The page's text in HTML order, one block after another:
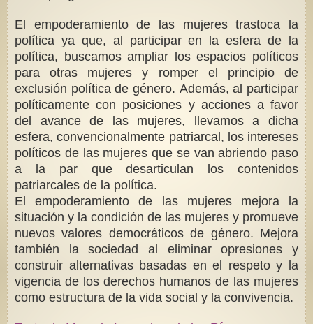
El empoderamiento de las mujeres trastoca la
política ya que, al participar en la esfera de la
política, buscamos ampliar los espacios políticos
para otras mujeres y romper el principio de
exclusión política de género. Además, al participar
políticamente con posiciones y acciones a favor
del avance de las mujeres, llevamos a dicha
esfera, convencionalmente patriarcal, los intereses
políticos de las mujeres que se van abriendo paso
a la par que desarticulan los contenidos
patriarcales de la política.
El empoderamiento de las mujeres mejora la
situación y la condición de las mujeres y promueve
nuevos valores democráticos de género. Mejora
también la sociedad al eliminar opresiones y
construir alternativas basadas en el respeto y la
vigencia de los derechos humanos de las mujeres
como estructura de la vida social y la convivencia.